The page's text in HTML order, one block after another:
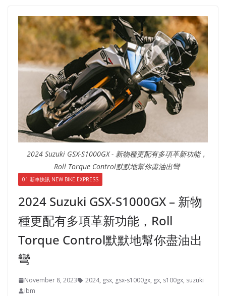
2024 Suzuki GSX-S1000GX - 新物種更配有多項革新功能，
Roll Torque Control默默地幫你盡油出彎
01 新車快訊 NEW BIKE EXPRESS
2024 Suzuki GSX-S1000GX – 新物
種更配有多項革新功能，Roll
Torque Control默默地幫你盡油出
彎
November 8, 2023 2024, gsx, gsx-s1000gx, gx, s100gx, suzuki
ibm